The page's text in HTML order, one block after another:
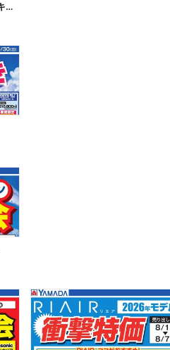
Switch2/Switchソフト 同時購入キャンペーン